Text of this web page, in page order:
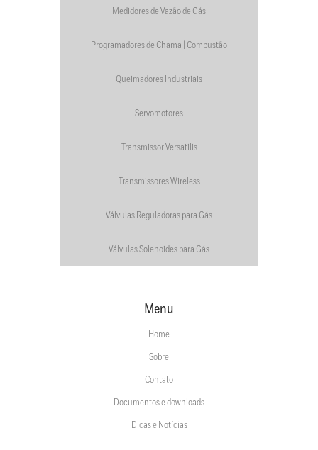
Medidores de Vazão de Gás
Programadores de Chama | Combustão
Queimadores Industriais
Servomotores
Transmissor Versatilis
Transmissores Wireless
Válvulas Reguladoras para Gás
Válvulas Solenoides para Gás
Menu
Home
Sobre
Contato
Documentos e downloads
Dicas e Notícias